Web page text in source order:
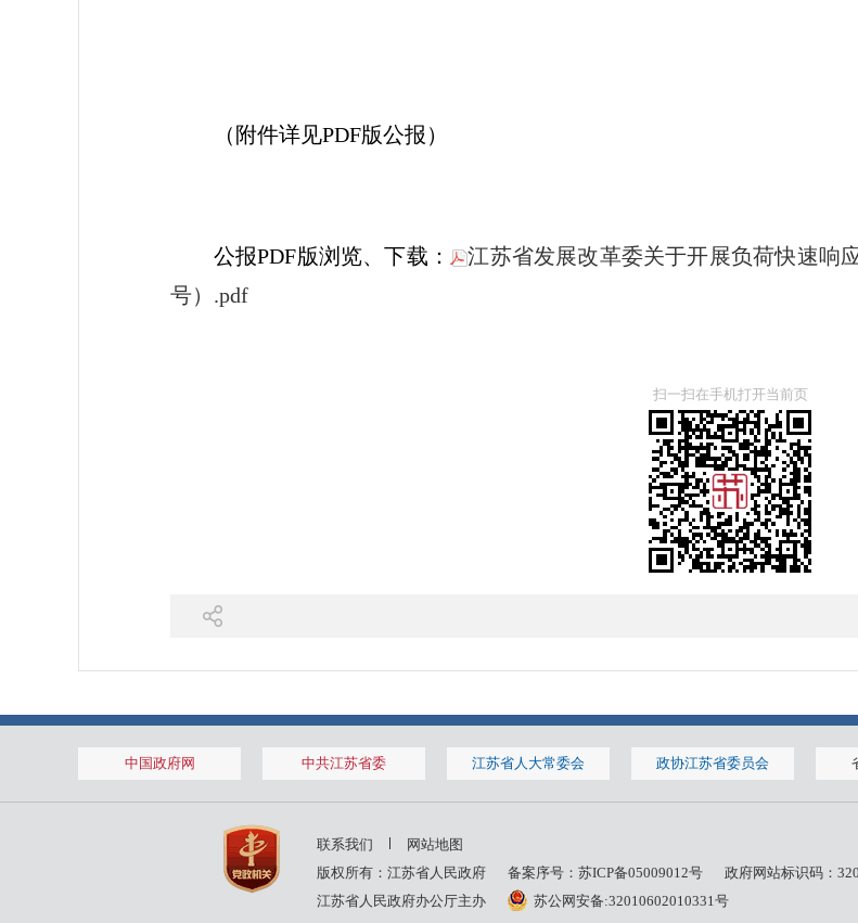
江苏省发展
2026年5
（附件详见PDF版公报）
公报PDF版浏览、下载：
江苏省发展改革委关于开展负荷快速响
号）.pdf
扫一扫在手机打开当前页
中国政府网 中共江苏省委 江苏省人大常委会 政协江苏省委员会
联系我们
网站地图
版权所有：江苏省人民政府
备案序号： 苏ICP备05009012号
政府网站标识码：
江苏省人民政府办公厅主办
苏公网安备:32010602010331号